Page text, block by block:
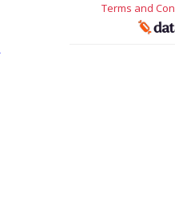
Terms and